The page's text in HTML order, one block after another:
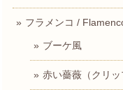
フラメンコ /
ブーケ風
赤い薔薇（クリッ